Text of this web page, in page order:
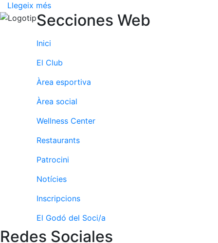
Àrea social
Socials
Sortides
Conferències
Inspirational
Talks
Calendari
d'Activitats
Socials
Penyes del
Club
Wellness
Llegeix més
Secciones Web
Inici
El Club
Àrea esportiva
Àrea social
Wellness Center
Restaurants
Patrocini
Notícies
Inscripcions
El Godó del Soci/a
Redes Sociales